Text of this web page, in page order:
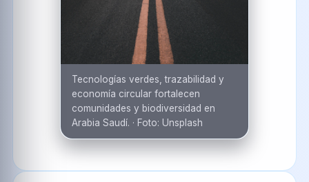
Tecnologías verdes, trazabilidad y
economía circular fortalecen
comunidades y biodiversidad en
Arabia Saudí. · Foto: Unsplash